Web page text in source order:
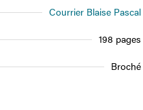
Courrier Blaise Pascal
198 pages
Broché